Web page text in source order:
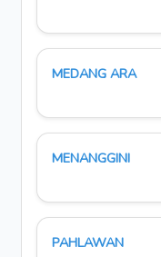
MEDANG ARA
MENANGGINI
PAHLAWAN